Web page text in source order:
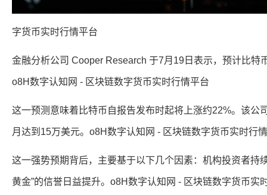
字货币实时行情平台
金融分析公司 Cooper Research 于7月19日表示，预计比
o8H数字认知网 - 区块链数字货币实时行情平台
这一预测意味着比特币自报告发布时起将上涨约22%。该
月达到15万美元。o8H数字认知网 - 区块链数字货币实时行
这一强势预期背后，主要基于以下几个因素：机构投资者持
黄金”的信誉日益提升。o8H数字认知网 - 区块链数字货币实